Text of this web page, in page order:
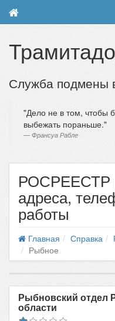
Служба подмены
Дело не в том, чтобы
выбежать пораньше.
Франсуа Рабле
РОСРЕЕСТР
адреса,
работы
Главная Справка
Рыбное
Рыбновский отдел
области